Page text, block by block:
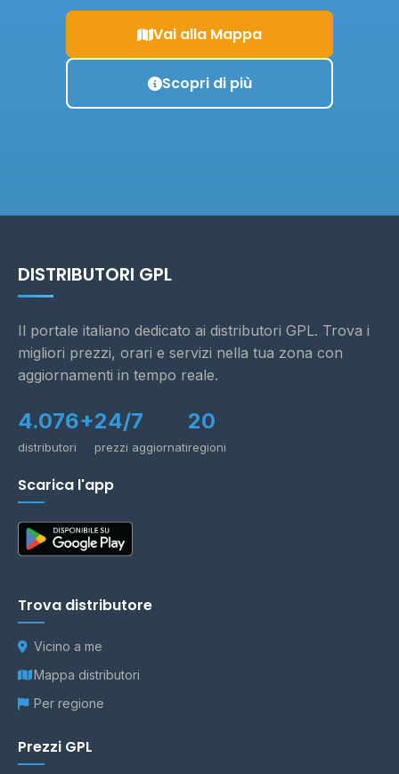
Vai alla Mappa
Scopri di più
DISTRIBUTORI GPL
Il portale italiano dedicato ai distributori GPL. Trova i
migliori prezzi, orari e servizi nella tua zona con
aggiornamenti in tempo reale.
4.076+
distributori
24/7
prezzi aggiornati
20
regioni
Scarica l'app
Trova distributore
Vicino a me
Mappa distributori
Per regione
Prezzi GPL